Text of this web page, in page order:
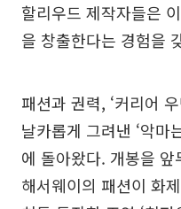
할리우드 제작자들은
을 창출한다는 경험을
패션과 권력, ‘커리어
날카롭게 그려낸 ‘악마
에 돌아왔다. 개봉을
해서웨이의 패션이 화